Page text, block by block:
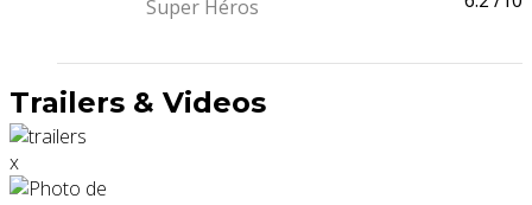
Super Héros
Trailers & Videos
x